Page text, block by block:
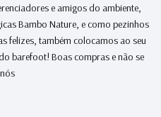
e amigos do ambiente,
Bambo Nature, e como pezinhos
felizes, também colocamos ao seu
barefoot! Boas compras e não se